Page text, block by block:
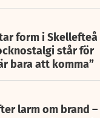
form i Skellefteå
står för
bara att komma”
larm om brand –